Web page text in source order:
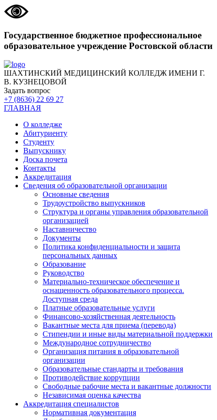
Государственное бюджетное профессиональное
образовательное учреждение Ростовской области
ШАХТИНСКИЙ МЕДИЦИНСКИЙ КОЛЛЕДЖ ИМЕНИ Г.
В. КУЗНЕЦОВОЙ
Задать вопрос
+7 (8636) 22 69 27
ГЛАВНАЯ
О колледже
Абитуриенту
Студенту
Выпускнику
Доска почета
Контакты
Аккредитация
Сведения об образовательной организации
Основные сведения
Трудоустройство выпускников
Структура и органы управления образовательной
организацией
Наставничество
Документы
Политика конфиденциальности и защита
персональных данных
Образование
Руководство
Материально-техническое обеспечение и
оснащенность образовательного процесса.
Доступная среда
Платные образовательные услуги
Финансово-хозяйственная деятельность
Вакантные места для приема (перевода)
Стипендии и иные виды материальной поддержки
Международное сотрудничество
Организация питания в образовательной
организации
Образовательные стандарты и требования
Противодействие коррупции
Свободные рабочие места и вакантные должности
Независимая оценка качества
Аккредитация специалистов
Нормативная документация